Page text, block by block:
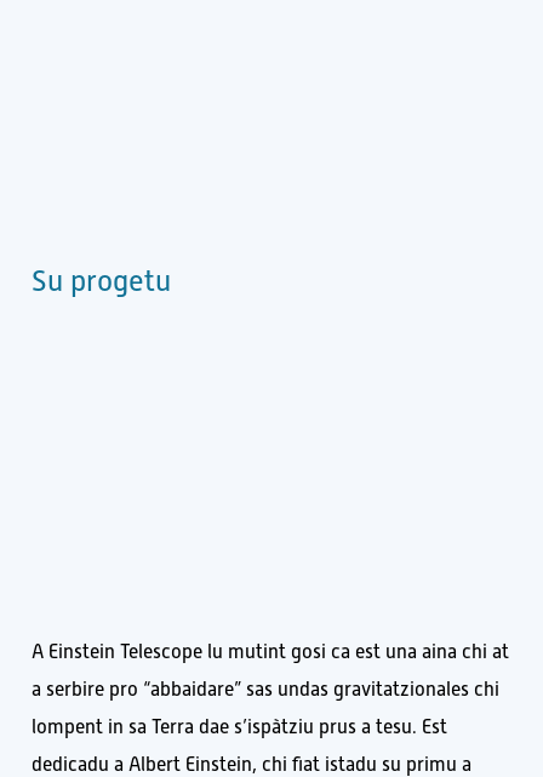
Su progetu
A Einstein Telescope lu mutint gosi ca est una aina chi at
a serbire pro “abbaidare” sas undas gravitatzionales chi
lompent in sa Terra dae s’ispàtziu prus a tesu. Est
dedicadu a Albert Einstein, chi fiat istadu su primu a